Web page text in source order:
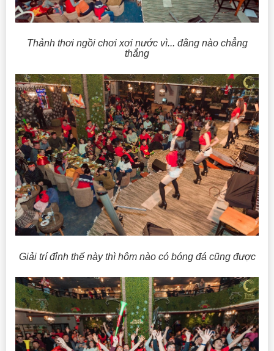
Thảnh thơi ngồi chơi xơi nước vì... đằng nào chẳng
thắng
Giải trí đỉnh thế này thì hôm nào có bóng đá cũng được